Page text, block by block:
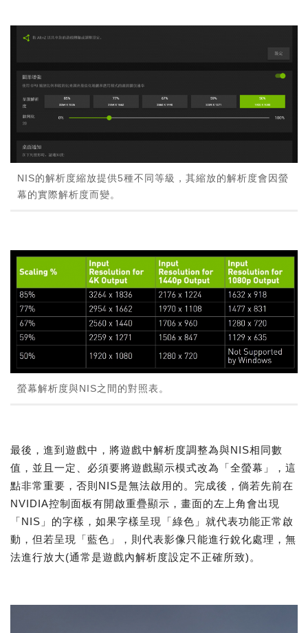
NIS的解析度縮放提供5種不同等級，其縮放的解析度會因螢
幕的實際解析度而變。
螢幕解析度與NIS之間的對照表。
最後，進到遊戲中，將遊戲中解析度調整為與NIS相同數
值，並且一定、必須要將遊戲顯示模式改為「全螢幕」，這
點非常重要，否則NIS是無法啟用的。完成後，倘若先前在
NVIDIA控制面板有開啟重疊顯示，畫面的左上角會出現
「NIS」的字樣，如果字樣呈現「綠色」就代表功能正常啟
動，但若呈現「藍色」，則代表影像只能進行銳化處理，無
法進行放大(通常是遊戲內解析度設定不正確所致)。